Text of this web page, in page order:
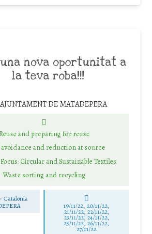
nova oportunitat a
la teva roba!!!
AJUNTAMENT DE MATADEPERA
and preparing for reuse
and reduction at source
Circular and Sustainable Textiles
Waste sorting and recycling
Catalonia
19/11/22, 20/11/22,
21/11/22, 22/11/22,
23/11/22, 24/11/22,
25/11/22, 26/11/22,
27/11/22